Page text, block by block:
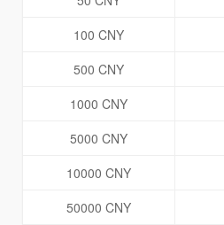
100 CNY
500 CNY
1000 CNY
5000 CNY
10000 CNY
50000 CNY